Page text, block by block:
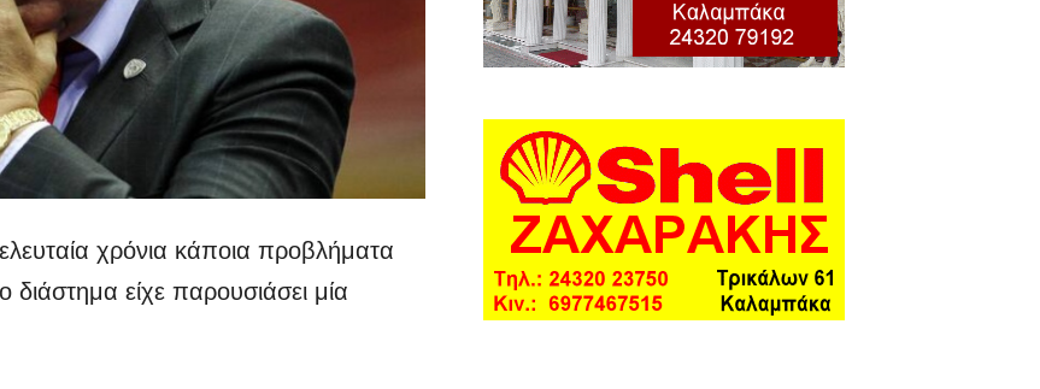
χρόνια κάποια προβλήματα
διάστημα είχε παρουσιάσει μία